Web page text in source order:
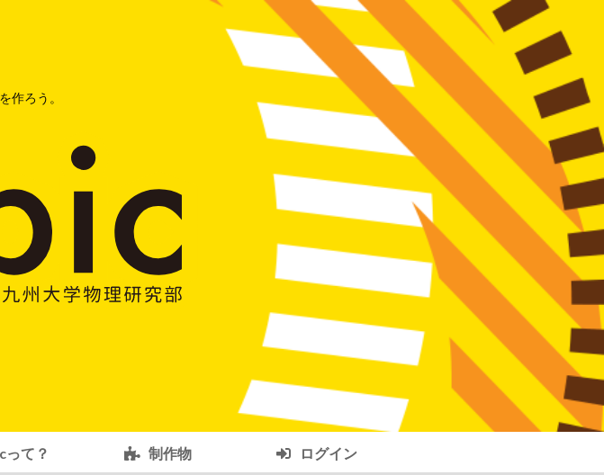
作ろう。
って？ 制作物 ログイン